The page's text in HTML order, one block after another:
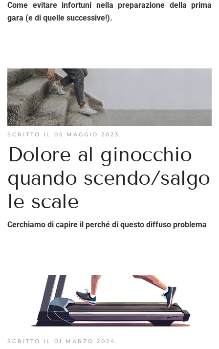
Come evitare infortuni nella preparazione della prima
gara (e di quelle successive!).
SCRITTO IL 05 MAGGIO 2023 .
Dolore al ginocchio
quando scendo/salgo
le scale
Cerchiamo di capire il perché di questo diffuso problema
SCRITTO IL 01 MARZO 2024 .